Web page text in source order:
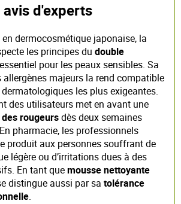
d'experts
dermocosmétique japonaise, la
les principes du double
pour les peaux sensibles. Sa
majeurs la rend compatible
les plus exigeantes.
des utilisateurs met en avant une
rougeursdès deux semaines
pharmacie, les professionnels
produit aux personnes souffrant de
légère ou d’irritations dues à des
En tant quemousse nettoyante
distingue aussi par sa tolérance
.